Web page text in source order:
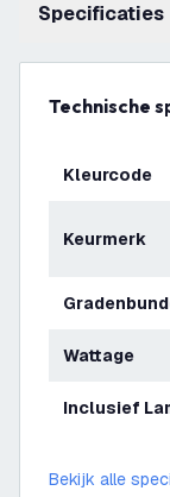
Specificaties
Technische
Kleurcode
Keurmerk
Wattage
Inclusief
Bekijk alle